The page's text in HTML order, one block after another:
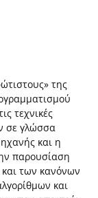
της
τεχνικές
σε γλώσσα
και η
παρουσίαση
των κανόνων
και